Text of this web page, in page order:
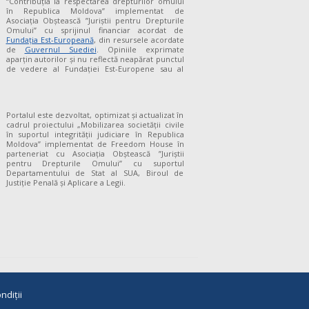
în Republica Moldova” implementat de
Asociația Obștească ”Juriștii pentru Drepturile
Omului” cu sprijinul financiar acordat de
Fundaţia Est-Europeană, din resursele acordate
de Guvernul Suediei. Opiniile exprimate
aparţin autorilor şi nu reflectă neapărat punctul
de vedere al Fundației Est-Europene sau al
Portalul este dezvoltat, optimizat și actualizat în
cadrul proiectului „Mobilizarea societății civile
în suportul integrității judiciare în Republica
Moldova” implementat de Freedom House în
parteneriat cu Asociația Obștească ”Juriștii
pentru Drepturile Omului” cu suportul
Departamentului de Stat al SUA, Biroul de
Justiție Penală și Aplicare a Legii.